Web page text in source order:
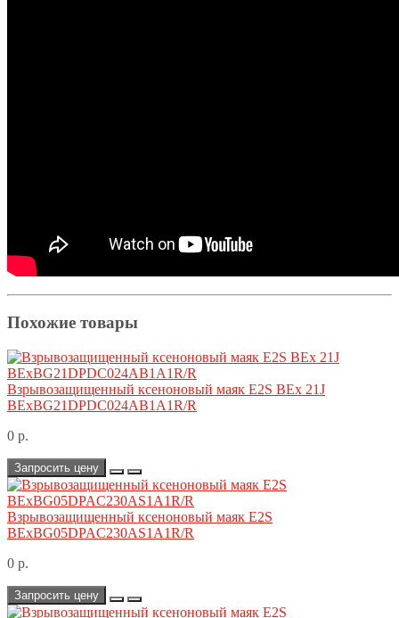
Похожие товары
Взрывозащищенный ксеноновый маяк E2S BEx 21J
BExBG21DPDC024AB1A1R/R
0 р.
Запросить цену
Взрывозащищенный ксеноновый маяк E2S
BExBG05DPAC230AS1A1R/R
0 р.
Запросить цену